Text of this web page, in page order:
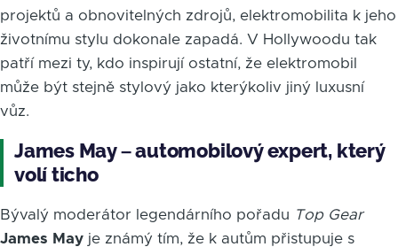
projektů a obnovitelných zdrojů, elektromobilita k jeho
životnímu stylu dokonale zapadá. V Hollywoodu tak
patří mezi ty, kdo inspirují ostatní, že elektromobil
může být stejně stylový jako kterýkoliv jiný luxusní
vůz.
James May – automobilový expert, který
volí ticho
Bývalý moderátor legendárního pořadu Top Gear
James May je známý tím, že k autům přistupuje s